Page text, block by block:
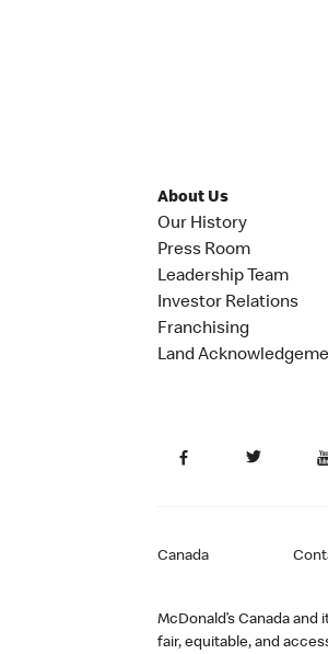
About Us
Our History
Press Room
Leadership Team
Investor Relations
Franchising
Land
Canada
McDonald’s Canada
fair, equitable, and